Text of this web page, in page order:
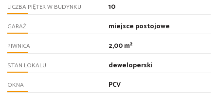
LICZBA PIĘTER W BUDYNKU 10
GARAŻ miejsce postojowe
PIWNICA 2,00 m²
STAN LOKALU deweloperski
OKNA PCV